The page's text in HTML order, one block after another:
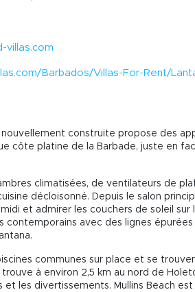
villas.com
Barbados/Villas-For-Rent/
construite propose des
côte platine de la Barbade, juste en
climatisées, de ventilateurs de
décloisonné. Depuis le salon
et admirer les couchers de soleil sur
contemporains avec des lignes
communes sur place et se
à environ 2,5 km au nord de
les divertissements. Mullins Beach